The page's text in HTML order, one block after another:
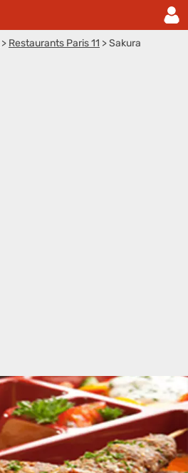
> Restaurants Paris 11 >Sakura